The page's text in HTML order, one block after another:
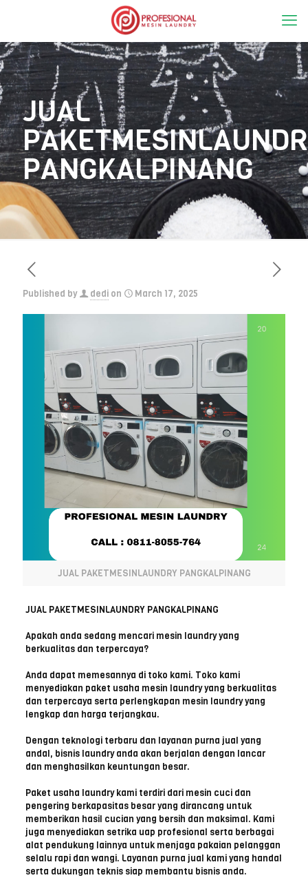
JUAL
PANGKALPINANG
Published by dedi on March 17, 2025
JUAL PAKETMESINLAUNDRY PANGKALPINANG
JUAL PAKETMESINLAUNDRY PANGKALPINANG
Apakah anda sedang mencari mesin laundry yang
berkualitas dan terpercaya?
Anda dapat memesannya di toko kami. Toko kami
menyediakan paket usaha mesin laundry yang berkualitas
dan terpercaya serta perlengkapan mesin laundry yang
lengkap dan harga terjangkau.
Dengan teknologi terbaru dan layanan purna jual yang
andal, bisnis laundry anda akan berjalan dengan lancar
dan menghasilkan keuntungan besar.
Paket usaha laundry kami terdiri dari mesin cuci dan
pengering berkapasitas besar yang dirancang untuk
memberikan hasil cucian yang bersih dan maksimal. Kami
juga menyediakan setrika uap profesional serta berbagai
alat pendukung lainnya untuk menjaga pakaian pelanggan
selalu rapi dan wangi. Layanan purna jual kami yang handal
serta dukungan teknis siap membantu bisnis anda.